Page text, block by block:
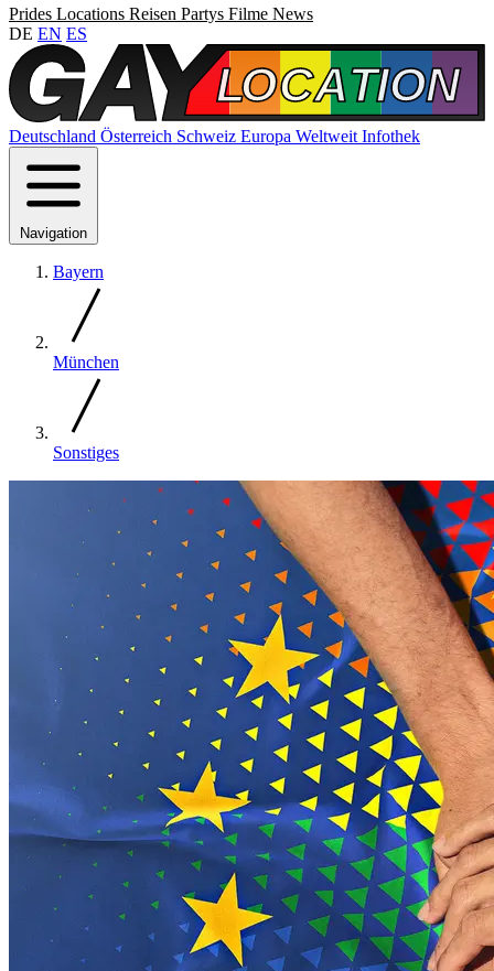
Prides Locations Reisen Partys Filme News
DE EN ES
Deutschland Österreich Schweiz Europa Weltweit Infothek
Navigation
Bayern
München
Sonstiges